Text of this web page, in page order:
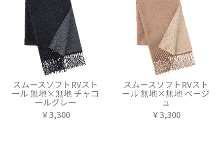
スムースソフトRVスト
ール 無地×無地 チャコ
ールグレー
￥3,300
スムースソフトRVスト
ール 無地×無地 ベージ
ュ
￥3,300